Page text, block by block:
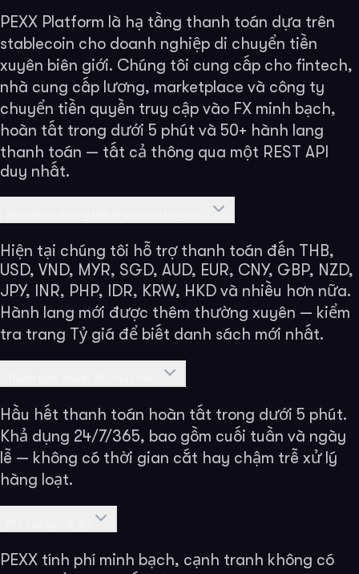
PEXX Platform là hạ tầng thanh toán dựa trên
stablecoin cho doanh nghiệp di chuyển tiền
xuyên biên giới. Chúng tôi cung cấp cho fintech,
nhà cung cấp lương, marketplace và công ty
chuyển tiền quyền truy cập vào FX minh bạch,
hoàn tất trong dưới 5 phút và 50+ hành lang
thanh toán — tất cả thông qua một REST API
duy nhất.
Hiện tại chúng tôi hỗ trợ thanh toán đến THB,
USD, VND, MYR, SGD, AUD, EUR, CNY, GBP, NZD,
JPY, INR, PHP, IDR, KRW, HKD và nhiều hơn nữa.
Hành lang mới được thêm thường xuyên — kiểm
tra trang Tỷ giá để biết danh sách mới nhất.
Hầu hết thanh toán hoàn tất trong dưới 5 phút.
Khả dụng 24/7/365, bao gồm cuối tuần và ngày
lễ — không có thời gian cắt hay chậm trễ xử lý
hàng loạt.
PEXX tính phí minh bạch, cạnh tranh không có